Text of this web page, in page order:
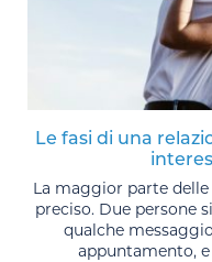
Le fasi di una
La maggior parte
preciso. Due persone
qualche
appuntamento,